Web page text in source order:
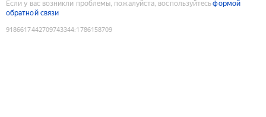
Если у вас возникли проблемы, пожалуйста, воспользуйтесьформой
обратной связи
9186617442709743344:1786158709